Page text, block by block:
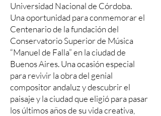
Universidad Nacional de Córdoba.
Una oportunidad para conmemorar el
Centenario de la fundación del
Conservatorio Superior de Música
“Manuel de Falla” en la ciudad de
Buenos Aires. Una ocasión especial
para revivir la obra del genial
compositor andaluz y descubrir el
paisaje y la ciudad que eligió para pasar
los últimos años de su vida creativa,